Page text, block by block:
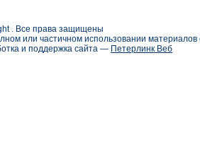
. Все права защищены
или частичном использовании
и поддержка сайта — Петерлинк Веб